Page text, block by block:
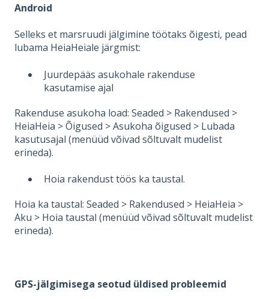
Android
Selleks et marsruudi jälgimine töötaks õigesti, pead
lubama HeiaHeiale järgmist:
Juurdepääs asukohale rakenduse
kasutamise ajal
Rakenduse asukoha load: Seaded > Rakendused >
HeiaHeia > Õigused > Asukoha õigused > Lubada
kasutusajal (menüüd võivad sõltuvalt mudelist
erineda).
Hoia rakendust töös ka taustal.
Hoia ka taustal: Seaded > Rakendused > HeiaHeia >
Aku > Hoia taustal (menüüd võivad sõltuvalt mudelist
erineda).
GPS-jälgimisega seotud üldised probleemid